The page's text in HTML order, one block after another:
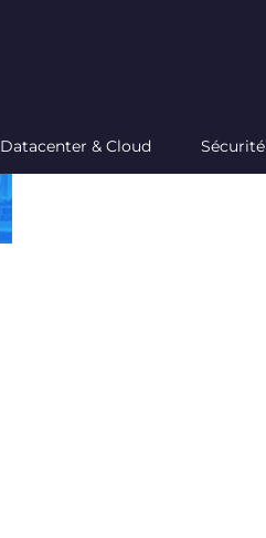
Datacenter & Cloud Sécurité